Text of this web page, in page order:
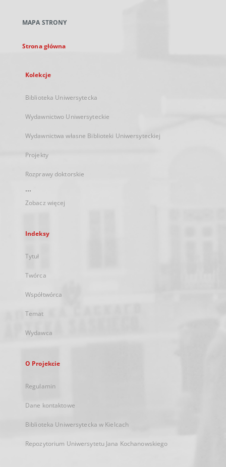
karcie
MAPA STRONY
Strona główna
Kolekcje
Biblioteka Uniwersytecka
Wydawnictwo Uniwersyteckie
Wydawnictwa własne Biblioteki Uniwersyteckiej
Projekty
Rozprawy doktorskie
...
Zobacz więcej
Indeksy
Tytuł
Twórca
Współtwórca
Temat
Wydawca
O Projekcie
Regulamin
Dane kontaktowe
Biblioteka Uniwersytecka w Kielcach
Repozytorium Uniwersytetu Jana Kochanowskiego